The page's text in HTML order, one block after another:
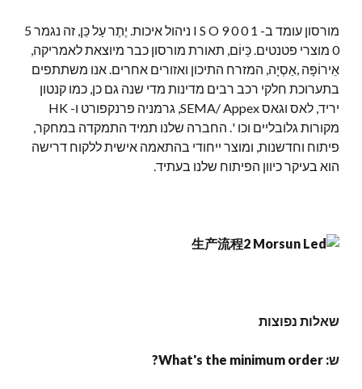
מורסון עומד ב- I S O 9 0 0 1 ניהול איכות. יֶתֶר עַל כֵּן, זה נגמר 5
0 מוצרי פטנטים. כַּיוֹם, תאורת מורסון כבר מיוצאת לאמריקה,
אֵירוֹפָּה ,אַסְיָה, המזרח התיכון ואזורים אחרים. אנו משתתפים
בתערוכת חלקי רכב רבים מדינות מדי שנה גם כן, כמו קנטון
יריד, לאס וגאס SEMA/ Appex, גרמניה פרנקפורט ו- HK
מקורות גלובליים וכו '. החברה שלנו תמיד התמקדה במחקר,
פיתוח וחדשנות, ומוצר ייחודי בהתאמה אישית ללקוח דרישה
הוא בעיקר כיוון הפיתוח שלנו בעתיד.
שאלות נפוצות
ש: What's the minimum order
?